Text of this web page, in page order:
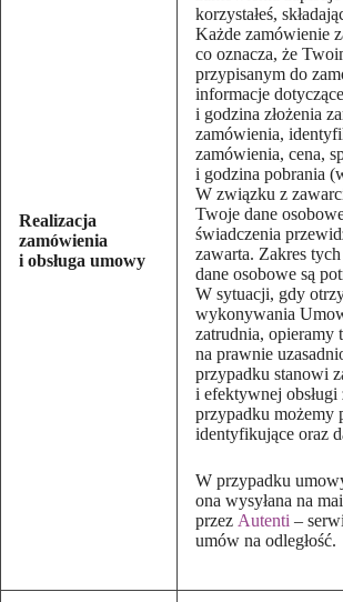
Realizacja
zamówienia
i obsługa umowy
korzystałeś,
Każde zamówienie
co oznacza, że
przypisanym do
informacje
i godzina złożenia
zamówienia,
zamówienia, cena,
i godzina pobrania
W związku z
Twoje dane
świadczenia
zawarta. Zakres
dane osobowe są
W sytuacji, gdy
wykonywania
zatrudnia, opieramy
na prawnie
przypadku stanowi
i efektywnej
przypadku możemy
identyfikujące oraz
W przypadku
ona wysyłana na
przez Autenti –
umów na odległość.